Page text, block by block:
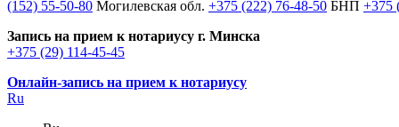
(152) 55-50-80 Могилевская обл. +375 (222) 76-48-50 БНП +375
Запись на прием к нотариусу г. Минска
+375 (29) 114-45-45
Онлайн-запись на прием к нотариусу
Ru